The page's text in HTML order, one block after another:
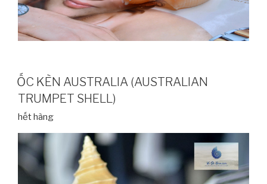
ỐC KÈN AUSTRALIA (AUSTRALIAN
TRUMPET SHELL)
hết hàng